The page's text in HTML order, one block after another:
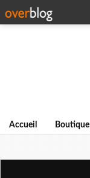
Accueil Boutique